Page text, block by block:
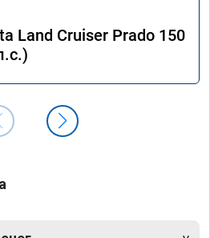
Land Cruiser Prado 150